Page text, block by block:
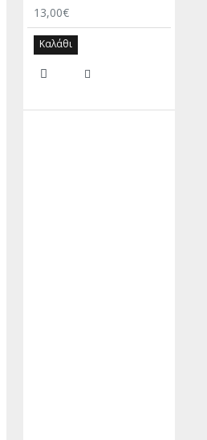
13,00€
Καλάθι